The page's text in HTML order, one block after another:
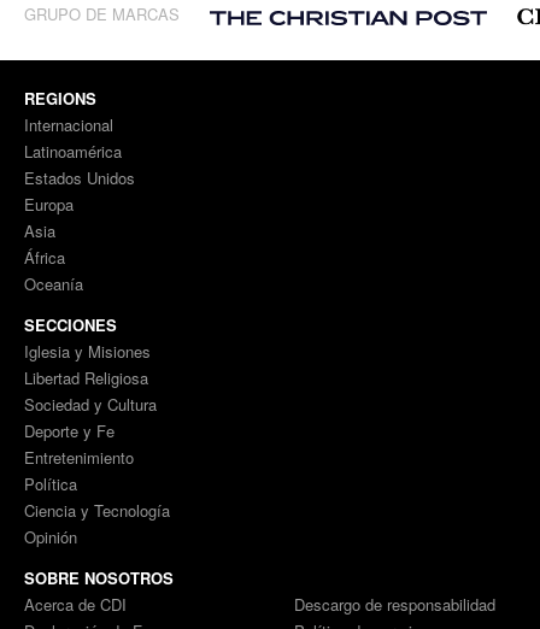
GRUPO DE MARCAS
REGIONS
Internacional
Latinoamérica
Estados Unidos
Europa
Asia
África
Oceanía
SECCIONES
Iglesia y Misiones
Libertad Religiosa
Sociedad y Cultura
Deporte y Fe
Entretenimiento
Política
Ciencia y Tecnología
Opinión
SOBRE NOSOTROS
Acerca de CDI
Descargo de responsabilidad